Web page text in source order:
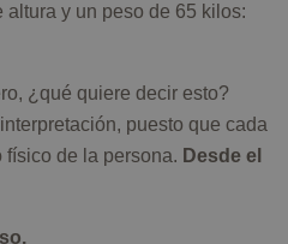
y un peso de 65 kilos:
¿qué quiere decir esto?
puesto que cada
de la persona. Desde el